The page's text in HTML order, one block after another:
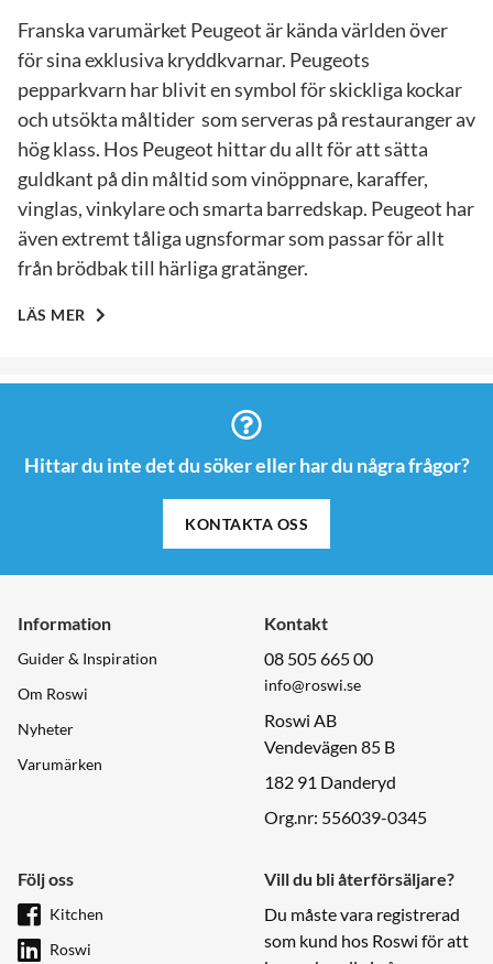
Franska varumärket Peugeot är kända världen över
för sina exklusiva kryddkvarnar. Peugeots
pepparkvarn har blivit en symbol för skickliga kockar
och utsökta måltider som serveras på restauranger av
hög klass. Hos Peugeot hittar du allt för att sätta
guldkant på din måltid som vinöppnare, karaffer,
vinglas, vinkylare och smarta barredskap. Peugeot har
även extremt tåliga ugnsformar som passar för allt
från brödbak till härliga gratänger.
LÄS MER
Hittar du inte det du söker eller har du några frågor?
KONTAKTA OSS
Information
Guider & Inspiration
Om Roswi
Nyheter
Varumärken
Kontakt
08 505 665 00
info@roswi.se
Roswi AB
Vendevägen 85 B
182 91 Danderyd
Org.nr: 556039-0345
Följ oss
Kitchen
Roswi
Vill du bli återförsäljare?
Du måste vara registrerad
som kund hos Roswi för att